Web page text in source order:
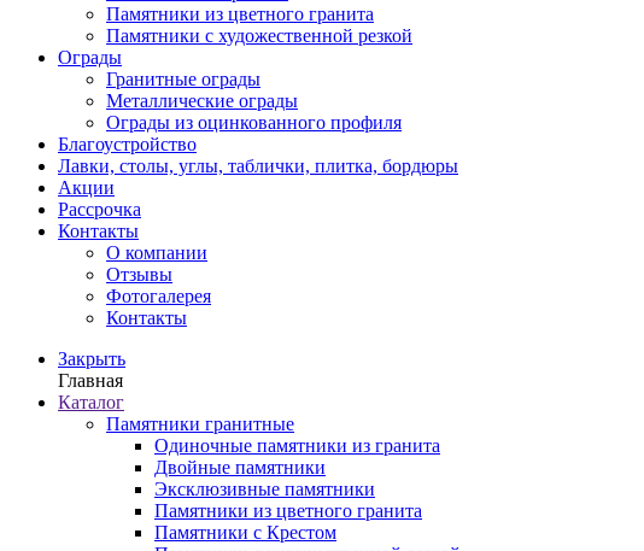
Памятники из цветного гранита
Памятники с художественной резкой
Ограды
Гранитные ограды
Металлические ограды
Ограды из оцинкованного профиля
Благоустройство
Лавки, столы, углы, таблички, плитка, бордюры
Акции
Рассрочка
Контакты
О компании
Отзывы
Фотогалерея
Контакты
Закрыть
Главная
Каталог
Памятники гранитные
Одиночные памятники из гранита
Двойные памятники
Эксклюзивные памятники
Памятники из цветного гранита
Памятники с Крестом